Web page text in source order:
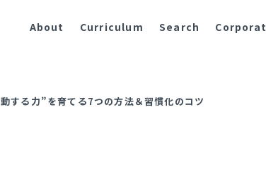
About Curriculum Search
する力”を育てる7つの方法＆習慣化のコツ